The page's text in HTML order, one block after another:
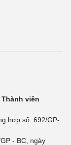
viên
hợp số: 692/GP-
- BC, ngày